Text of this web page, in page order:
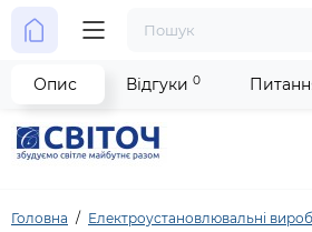
Головна Електроустановлювальні
Опис Відгуки 0